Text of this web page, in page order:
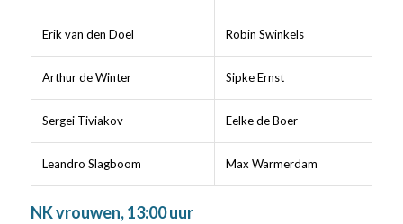
Erik van den Doel Robin Swinkels
Arthur de Winter Sipke Ernst
Sergei Tiviakov Eelke de Boer
Leandro Slagboom Max Warmerdam
NK vrouwen, 13:00 uur